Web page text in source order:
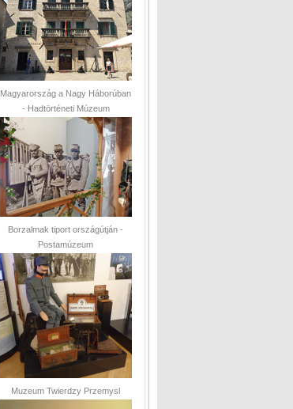
Magyarország a Nagy Háborúban
- Hadtörténeti Múzeum
Borzalmak tiport országútján -
Postamúzeum
Muzeum Twierdzy Przemysl